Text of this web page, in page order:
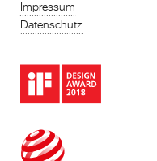
Impressum
Datenschutz